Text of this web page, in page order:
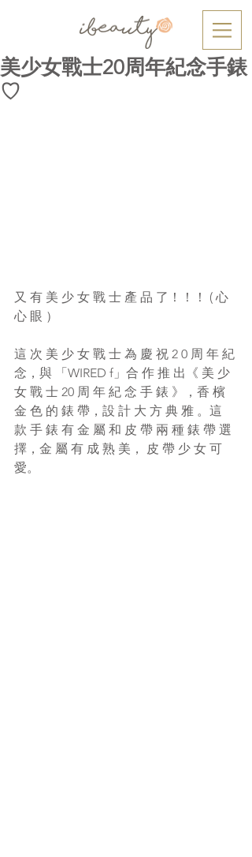
美少女戰士20周年紀念手錶
♡
又 有 美 少 女 戰 士 產 品 了！！！ ( 心
心 眼 ）
這 次 美 少 女 戰 士 為 慶 祝 2 0 周 年 紀
念，與 「WIRED f」合 作 推 出《 美 少
女 戰 士 20 周 年 紀 念 手 錶 》，香 檳
金 色 的 錶 帶，設 計 大 方 典 雅 。這
款 手 錶 有 金 屬 和 皮 帶 兩 種 錶 帶 選
擇，金 屬 有 成 熟 美， 皮 帶 少 女 可
愛。